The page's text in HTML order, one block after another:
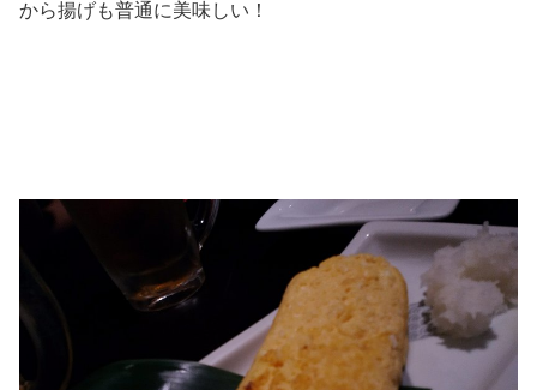
から揚げも普通に美味しい！